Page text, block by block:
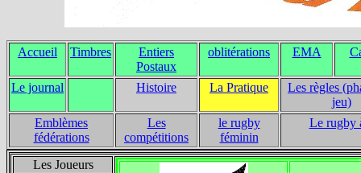
Accueil Timbres
Entiers
Postaux
oblitérations EMA
Le journal Histoire La Pratique
Les règles
jeu)
Emblèmes
fédérations
Les
compétitions
le rugby
féminin
Le rugby
Les Joueurs